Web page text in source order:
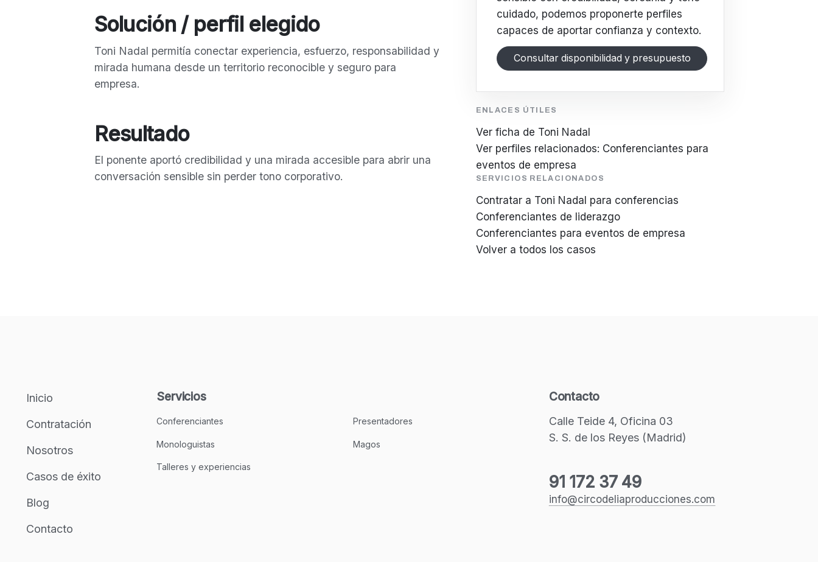
Solución / perfil elegido
Toni Nadal permitía conectar experiencia, esfuerzo, responsabilidad y
mirada humana desde un territorio reconocible y seguro para
empresa.
Resultado
El ponente aportó credibilidad y una mirada accesible para abrir una
conversación sensible sin perder tono corporativo.
cuidado, podemos proponerte perfiles
capaces de aportar confianza y contexto.
Consultar disponibilidad y presupuesto
ENLACES ÚTILES
Ver ficha de Toni Nadal
Ver perfiles relacionados: Conferenciantes para
eventos de empresa
SERVICIOS RELACIONADOS
Contratar a Toni Nadal para conferencias
Conferenciantes de liderazgo
Conferenciantes para eventos de empresa
Volver a todos los casos
Inicio
Contratación
Nosotros
Casos de éxito
Blog
Contacto
Servicios
Conferenciantes Presentadores
Monologuistas Magos
Talleres y experiencias
Contacto
Calle Teide 4, Oficina 03
S. S. de los Reyes (Madrid)
91 172 37 49
info@circodeliaproducciones.com